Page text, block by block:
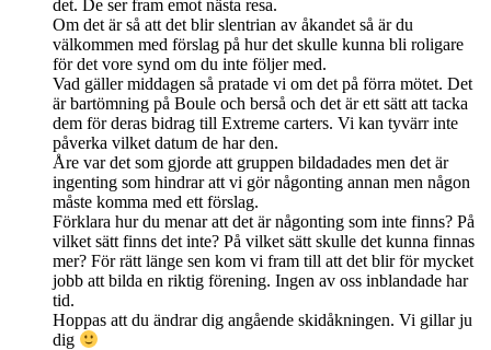
det. De ser fram emot nästa resa.
Om det är så att det blir slentrian av åkandet så är du
välkommen med förslag på hur det skulle kunna bli roligare
för det vore synd om du inte följer med.
Vad gäller middagen så pratade vi om det på förra mötet. Det
är bartömning på Boule och berså och det är ett sätt att tacka
dem för deras bidrag till Extreme carters. Vi kan tyvärr inte
påverka vilket datum de har den.
Åre var det som gjorde att gruppen bildadades men det är
ingenting som hindrar att vi gör någonting annan men någon
måste komma med ett förslag.
Förklara hur du menar att det är någonting som inte finns? På
vilket sätt finns det inte? På vilket sätt skulle det kunna finnas
mer? För rätt länge sen kom vi fram till att det blir för mycket
jobb att bilda en riktig förening. Ingen av oss inblandade har
tid.
Hoppas att du ändrar dig angående skidåkningen. Vi gillar ju
dig